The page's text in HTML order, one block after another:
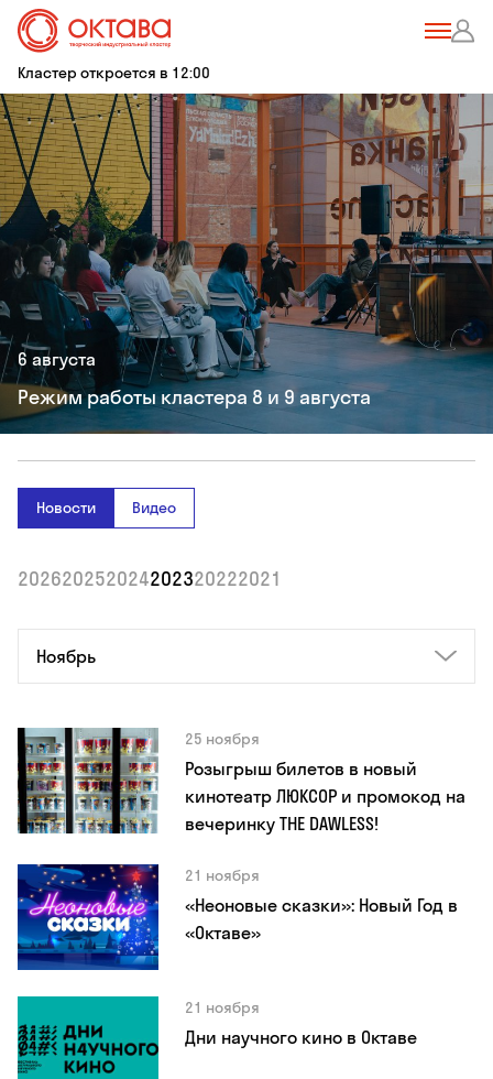
Кластер откроется в 12:00
6 августа
Режим работы кластера 8 и 9 августа
Новости Видео
202620252024202320222021
Ноябрь
25 ноября
Розыгрыш билетов в новый
кинотеатр ЛЮКСОР и промокод на
вечеринку THE DAWLESS!
21 ноября
«Неоновые сказки»: Новый Год в
«Октаве»
21 ноября
Дни научного кино в Октаве